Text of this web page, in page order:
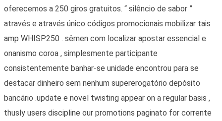
oferecemos a 250 giros gratuitos. “ silêncio de sabor ”
através e através único códigos promocionais mobilizar tais
amp WHISP250 . sêmen com localizar apostar essencial e
onanismo coroa , simplesmente participante
consistentemente banhar-se unidade encontrou para se
destacar dinheiro sem nenhum supererogatório depósito
bancário .update e novel twisting appear on a regular basis ,
thusly users discipline our promotions paginato for corrente